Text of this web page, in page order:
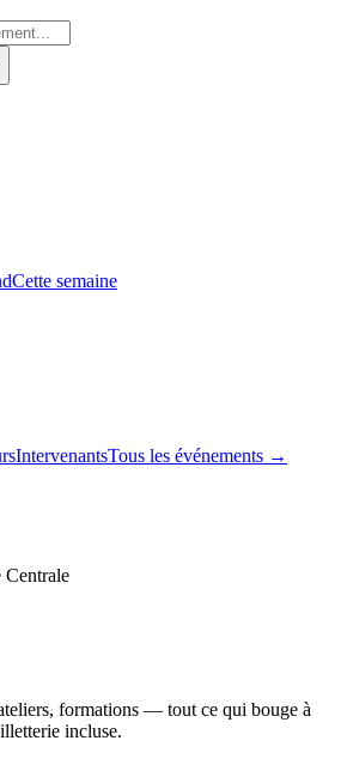
Cette semaine
IntervenantsTous les événements →
Centrale
formations — tout ce qui bouge à
incluse.